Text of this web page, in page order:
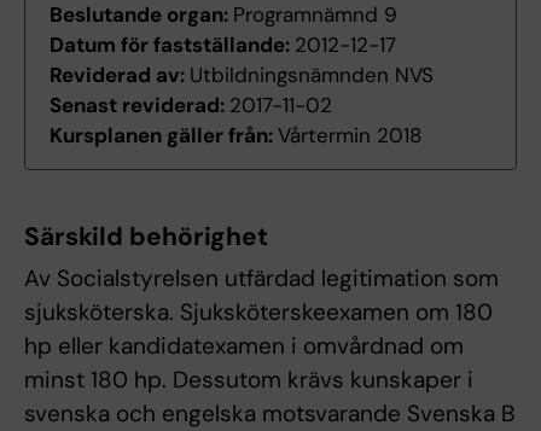
Beslutande organ: Programnämnd 9
Datum för fastställande: 2012-12-17
Reviderad av: Utbildningsnämnden NVS
Senast reviderad: 2017-11-02
Kursplanen gäller från:Vårtermin 2018
Särskild behörighet
Av Socialstyrelsen utfärdad legitimation som
sjuksköterska. Sjuksköterskeexamen om 180
hp eller kandidatexamen i omvårdnad om
minst 180 hp. Dessutom krävs kunskaper i
svenska och engelska motsvarande Svenska B